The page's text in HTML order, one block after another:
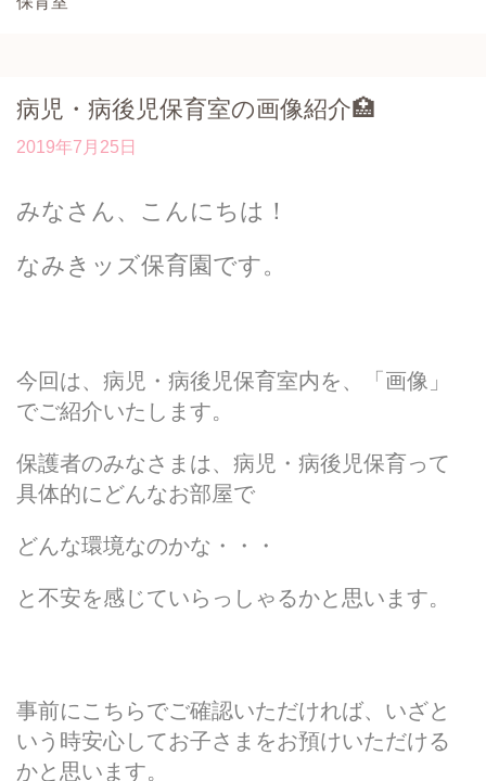
病児・病後児保育室の画像紹介🏥
2019年7月25日
みなさん、こんにちは！
なみきッズ保育園です。
今回は、病児・病後児保育室内を、「画像」
でご紹介いたします。
保護者のみなさまは、病児・病後児保育って
具体的にどんなお部屋で
どんな環境なのかな・・・
と不安を感じていらっしゃるかと思います。
事前にこちらでご確認いただければ、いざと
いう時安心してお子さまをお預けいただける
かと思います。